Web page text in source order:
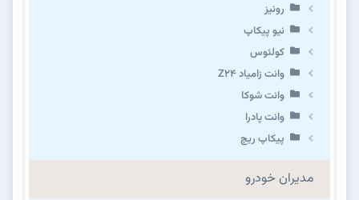
رونیز
نیو پیکاپ
كولئوس
وانت زامیاد Z24
وانت شوکا
وانت پادرا
پیکاپ ریچ
مدیران خودرو